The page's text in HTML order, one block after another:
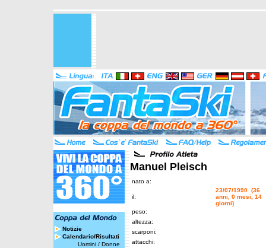
Notizie
Calendario/Risultati
Uomini / Donne
Manuel Pleisch
nato a:
il:
23/07/1990 (36
anni, 0 mesi, 14
giorni)
peso:
altezza:
scarponi:
attacchi: